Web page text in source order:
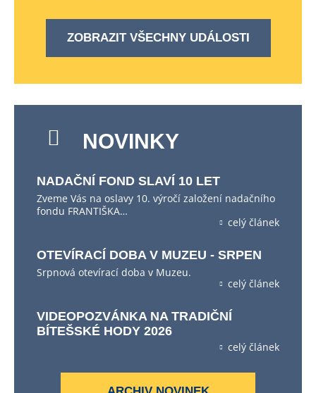
ZOBRAZIT VŠECHNY UDÁLOSTI
NOVINKY
NADAČNÍ FOND SLAVÍ 10 LET
Zveme Vás na oslavy 10. výročí založení nadačního
fondu FRANTIŠKA…
celý článek
OTEVÍRACÍ DOBA V MUZEU - SRPEN
Srpnová otevírací doba v Muzeu.
celý článek
VIDEOPOZVÁNKA NA TRADIČNÍ
BÍTEŠSKÉ HODY 2026
celý článek